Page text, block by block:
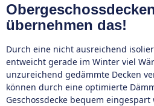
übernehmen das!
Durch eine nicht ausreichend
entweicht gerade im Winter viel
unzureichend gedämmte Decken
können durch eine optimierte
Geschossdecke bequem